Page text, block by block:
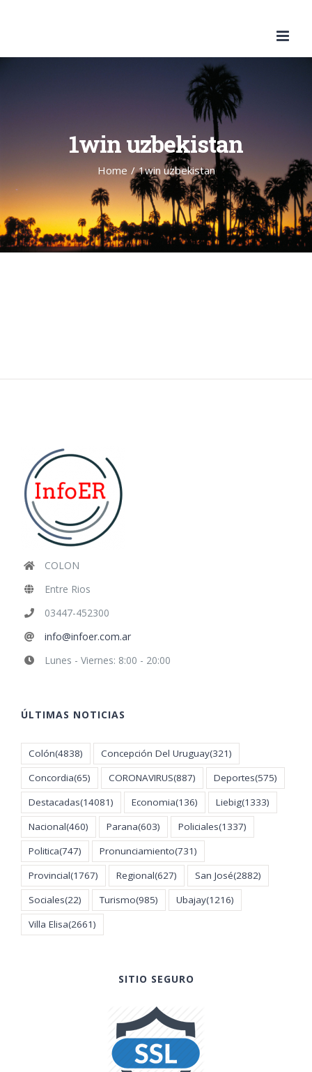
content
1win uzbekistan
Home / 1win uzbekistan
COLON
Entre Rios
03447-452300
info@infoer.com.ar
Lunes - Viernes: 8:00 - 20:00
ÚLTIMAS NOTICIAS
Colón(4838) Concepción Del Uruguay(321)
Concordia(65) CORONAVIRUS(887) Deportes(575)
Destacadas(14081) Economia(136) Liebig(1333)
Nacional(460) Parana(603) Policiales(1337)
Politica(747) Pronunciamiento(731)
Provincial(1767) Regional(627) San José(2882)
Sociales(22) Turismo(985) Ubajay(1216)
Villa Elisa(2661)
SITIO SEGURO